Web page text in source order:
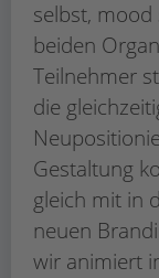
selbst,
beiden
Teilnehmer
die
Gestaltung
gleich mit in
neuen
wir animiert